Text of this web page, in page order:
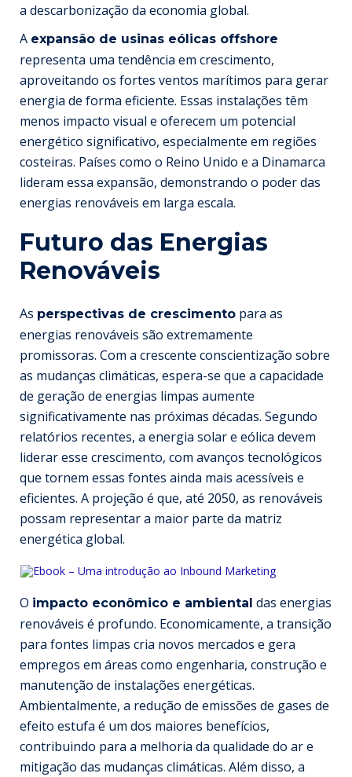
a descarbonização da economia global.
A expansão de usinas eólicas offshore
representa uma tendência em crescimento,
aproveitando os fortes ventos marítimos para gerar
energia de forma eficiente. Essas instalações têm
menos impacto visual e oferecem um potencial
energético significativo, especialmente em regiões
costeiras. Países como o Reino Unido e a Dinamarca
lideram essa expansão, demonstrando o poder das
energias renováveis em larga escala.
Futuro das Energias
Renováveis
As perspectivas de crescimento para as
energias renováveis são extremamente
promissoras. Com a crescente conscientização sobre
as mudanças climáticas, espera-se que a capacidade
de geração de energias limpas aumente
significativamente nas próximas décadas. Segundo
relatórios recentes, a energia solar e eólica devem
liderar esse crescimento, com avanços tecnológicos
que tornem essas fontes ainda mais acessíveis e
eficientes. A projeção é que, até 2050, as renováveis
possam representar a maior parte da matriz
energética global.
O impacto econômico e ambiental das energias
renováveis é profundo. Economicamente, a transição
para fontes limpas cria novos mercados e gera
empregos em áreas como engenharia, construção e
manutenção de instalações energéticas.
Ambientalmente, a redução de emissões de gases de
efeito estufa é um dos maiores benefícios,
contribuindo para a melhoria da qualidade do ar e
mitigação das mudanças climáticas. Além disso, a